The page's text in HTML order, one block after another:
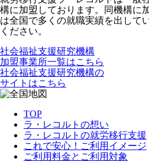
構に加盟しております。同機構に
は全国で多くの就職実績を出して
ください。
社会福祉支援研究機構
加盟事業所一覧はこちら
社会福祉支援研究機構の
サイトはこちら
TOP
ラ・レコルトの想い
ラ・レコルトの就労移行支援
これで安心！ご利用イメージ
ご利用料金とご利用対象